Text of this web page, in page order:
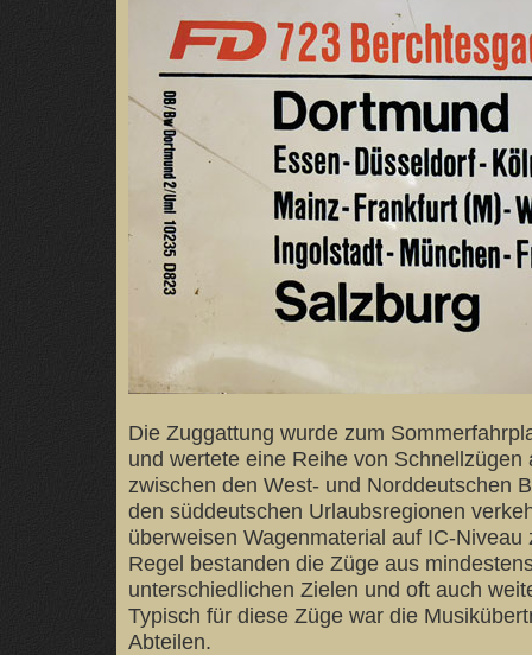
Die Zuggattung wurde zum
und wertete eine Reihe von Schnellzügen
zwischen den West- und Norddeutschen
den süddeutschen Urlaubsregionen
überweisen Wagenmaterial auf IC-Niveau
Regel bestanden die Züge aus
unterschiedlichen Zielen und oft auch
Typisch für diese Züge war die
Abteilen.